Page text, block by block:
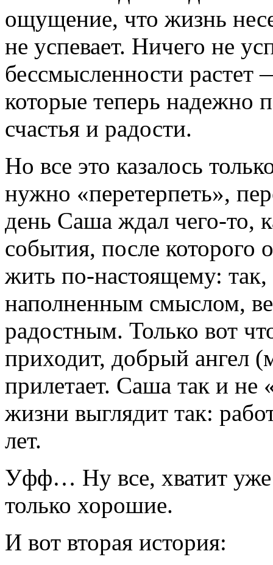
ощущение, что жизнь
не успевает. Ничего не
бессмысленности растет
которые теперь надежно
счастья и радости.
Но все это казалось
нужно «перетерпеть»,
день Саша ждал чего-то,
события, после которого
жить по-настоящему:
наполненным смыслом,
радостным. Только вот
приходит, добрый ангел
прилетает. Саша так и не
жизни выглядит так:
лет.
Уфф… Ну все, хватит
только хорошие.
И вот вторая история: